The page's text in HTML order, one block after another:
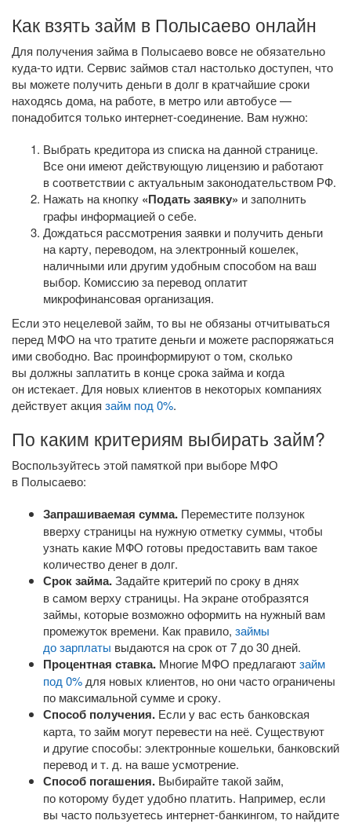
Как взять займ в Полысаево онлайн
Для получения займа в Полысаево вовсе не обязательно
куда-то идти. Сервис займов стал настолько доступен, что
вы можете получить деньги в долг в кратчайшие сроки
находясь дома, на работе, в метро или автобусе —
понадобится только интернет-соединение. Вам нужно:
Выбрать кредитора из списка на данной странице.
Все они имеют действующую лицензию и работают
в соответствии с актуальным законодательством РФ.
Нажать на кнопку «Подать заявку» и заполнить
графы информацией о себе.
Дождаться рассмотрения заявки и получить деньги
на карту, переводом, на электронный кошелек,
наличными или другим удобным способом на ваш
выбор. Комиссию за перевод оплатит
микрофинансовая организация.
Если это нецелевой займ, то вы не обязаны отчитываться
перед МФО на что тратите деньги и можете распоряжаться
ими свободно. Вас проинформируют о том, сколько
вы должны заплатить в конце срока займа и когда
он истекает. Для новых клиентов в некоторых компаниях
действует акция займ под 0%.
По каким критериям выбирать займ?
Воспользуйтесь этой памяткой при выборе МФО
в Полысаево:
Запрашиваемая сумма. Переместите ползунок
вверху страницы на нужную отметку суммы, чтобы
узнать какие МФО готовы предоставить вам такое
количество денег в долг.
Срок займа.Задайте критерий по сроку в днях
в самом верху страницы. На экране отобразятся
займы, которые возможно оформить на нужный вам
промежуток времени. Как правило, займы
до зарплаты выдаются на срок от 7 до 30 дней.
Процентная ставка. Многие МФО предлагаютзайм
под 0% для новых клиентов, но они часто ограничены
по максимальной сумме и сроку.
Способ получения. Если у вас есть банковская
карта, то займ могут перевести на неё. Существуют
и другие способы: электронные кошельки, банковский
перевод и т. д. на ваше усмотрение.
Способ погашения. Выбирайте такой займ,
по которому будет удобно платить. Например, если
вы часто пользуетесь интернет-банкингом, то найдите